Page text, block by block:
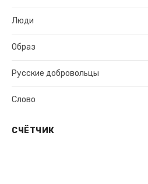
Люди
Образ
Русские добровольцы
Слово
СЧЁТЧИК